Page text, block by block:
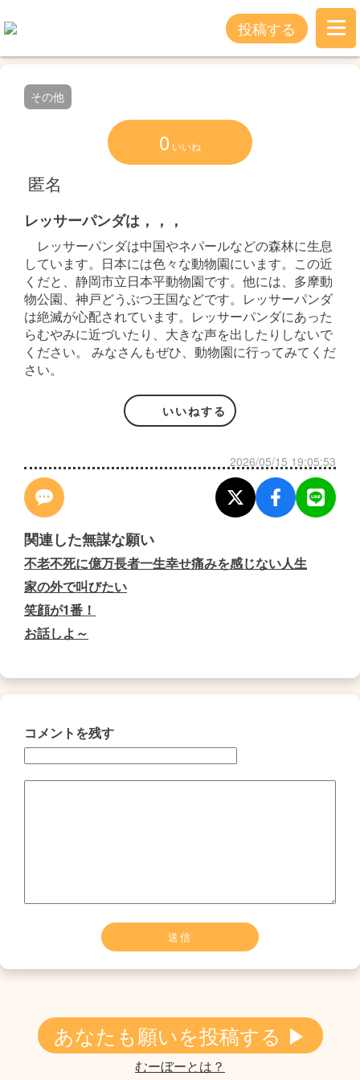
投稿する
その他
0 いいね
匿名
レッサーパンダは，，，
レッサーパンダは中国やネパールなどの森林に生息
しています。日本には色々な動物園にいます。この近
くだと、静岡市立日本平動物園です。他には、多摩動
物公園、神戸どうぶつ王国などです。レッサーパンダ
は絶滅が心配されています。レッサーパンダにあった
らむやみに近づいたり、大きな声を出したりしないで
ください。 みなさんもぜひ、動物園に行ってみてくだ
さい。
いいねする
2026/05/15 19:05:53
関連した無謀な願い
不老不死に億万長者一生幸せ痛みを感じない人生
家の外で叫びたい
笑顔が1番！
お話しよ～
コメントを残す
あなたも願いを投稿する ▶
むーぼーとは？